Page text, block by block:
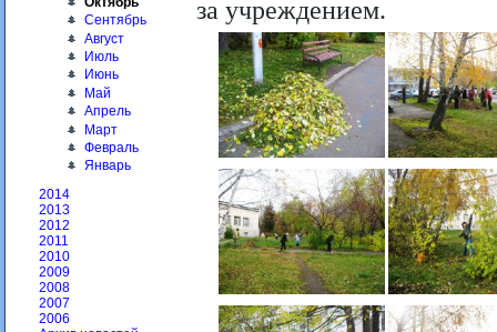
Сентябрь
Август
Июль
Июнь
Май
Апрель
Март
Февраль
Январь
2014
2013
2012
2011
2010
2009
2008
2007
2006
за учреждением.